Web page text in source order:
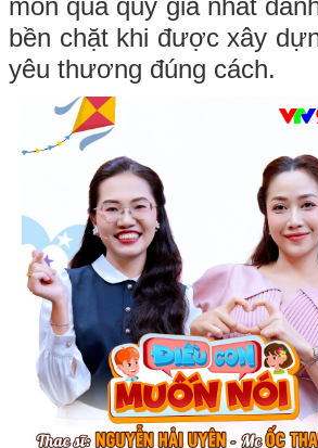
món quà quý giá nhất
bền chặt khi được xây
yêu thương đúng cách.